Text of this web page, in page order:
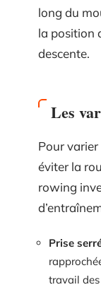
long du
la position
descente.
Les
Pour
éviter la
rowing
Prise
travail